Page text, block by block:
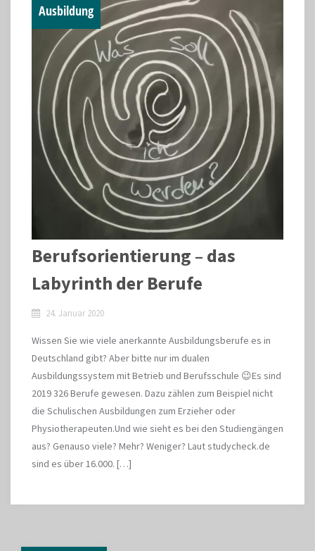
Ausbildung
Berufsorientierung – das
Labyrinth der Berufe
24. Januar 2020
Wissen Sie wie viele anerkannte Ausbildungsberufe es in
Deutschland gibt? Aber bitte nur im dualen
Ausbildungssystem mit Betrieb und Berufsschule 😉Es sind
2019 326 Berufe gewesen. Dazu zählen zum Beispiel nicht
die Schulischen Ausbildungen zum Erzieher oder
Physiotherapeuten.Und wie sieht es bei den Studiengängen
aus? Genauso viele? Mehr? Weniger? Laut studycheck.de
sind es über 16.000. […]